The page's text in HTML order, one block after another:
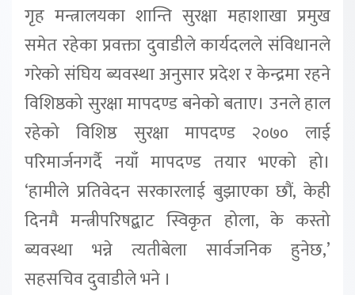
गृह मन्त्रालयका शान्ति सुरक्षा महाशाखा प्रमुख
समेत रहेका प्रवक्ता दुवाडीले कार्यदलले संविधानले
गरेको संघिय ब्यवस्था अनुसार प्रदेश र केन्द्रमा रहने
विशिष्ठको सुरक्षा मापदण्ड बनेको बताए। उनले हाल
रहेको विशिष्ठ सुरक्षा मापदण्ड २०७० लाई
परिमार्जनगर्दै नयाँ मापदण्ड तयार भएको हो।
‘हामीले प्रतिवेदन सरकारलाई बुझाएका छौं, केही
दिनमै मन्त्रीपरिषद्बाट स्विकृत होला, के कस्तो
ब्यवस्था भन्ने त्यतीबेला सार्वजनिक हुनेछ,’
सहसचिव दुवाडीले भने ।